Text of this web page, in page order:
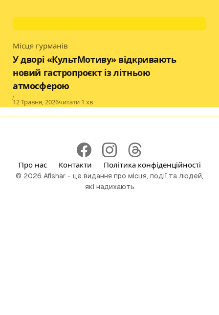
Category
Місця гурманів
У дворі «КультМотиву» відкривають
новий гастропроєкт із літньою
атмосферою
Published
12 Травня, 2026читати 1 хв
Про нас Контакти Політика конфіденційності
© 2026 Afishar - це видання про місця, події та людей,
які надихають